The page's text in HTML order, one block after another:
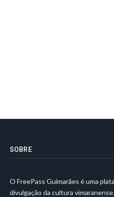
SOBRE
O FreePass Guimarães é uma
divulgação da cultura vimaranense.